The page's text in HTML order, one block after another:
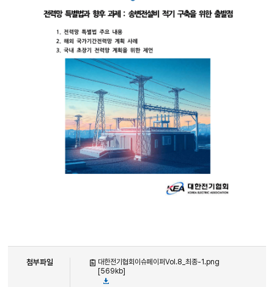
첨부파일
대한전기협회이슈페이퍼Vol.8_최종-1.png
[569kb]